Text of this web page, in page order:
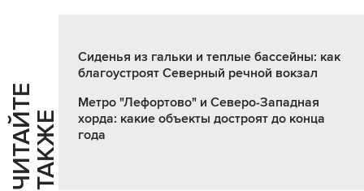
Ч
И
Т
АЙ
Т
Е
Т
А
К
ЖЕ
Сиденья из гальки и теплые бассейны: как
благоустроят Северный речной вокзал
Метро "Лефортово" и Северо-Западная
хорда: какие объекты достроят до конца
года